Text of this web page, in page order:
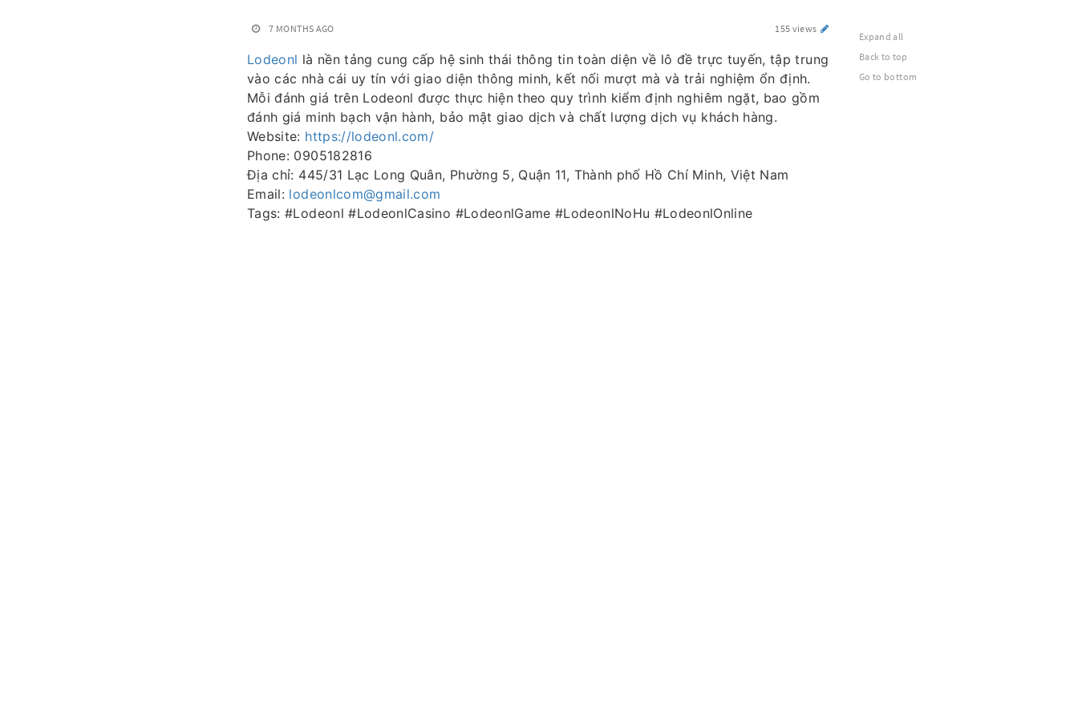
7 MONTHS AGO 155 views
Lodeonl là nền tảng cung cấp hệ sinh thái thông tin toàn diện về lô đề trực tuyến, tập trung
vào các nhà cái uy tín với giao diện thông minh, kết nối mượt mà và trải nghiệm ổn định.
Mỗi đánh giá trên Lodeonl được thực hiện theo quy trình kiểm định nghiêm ngặt, bao gồm
đánh giá minh bạch vận hành, bảo mật giao dịch và chất lượng dịch vụ khách hàng.
Website: https://lodeonl.com/
Phone: 0905182816
Địa chỉ: 445/31 Lạc Long Quân, Phường 5, Quận 11, Thành phố Hồ Chí Minh, Việt Nam
Email: lodeonlcom@gmail.com
Tags: #Lodeonl #LodeonlCasino #LodeonlGame #LodeonlNoHu #LodeonlOnline
Expand all
Back to top
Go to bottom